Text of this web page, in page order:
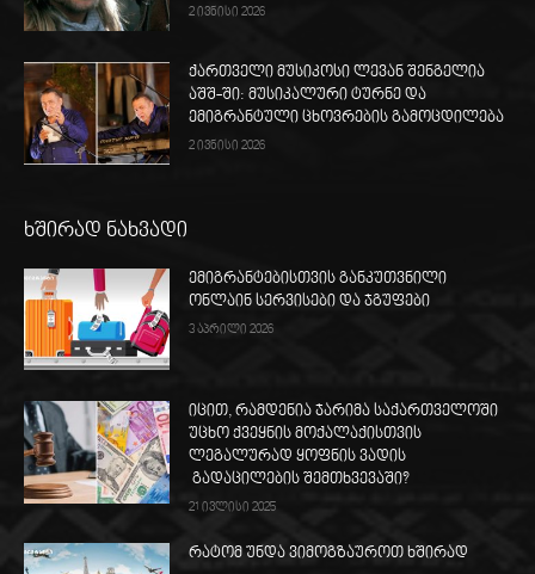
2 ივნისი 2026
ქართველი მუსიკოსი ლევან შენგელია
აშშ-ში: მუსიკალური ტურნე და
ემიგრანტული ცხოვრების გამოცდილება
2 ივნისი 2026
ხშირად ნახვადი
ემიგრანტებისთვის განკუთვნილი
ონლაინ სერვისები და ჯგუფები
3 აპრილი 2026
იცით, რამდენია ჯარიმა საქართველოში
უცხო ქვეყნის მოქალაქისთვის
ლეგალურად ყოფნის ვადის
გადაცილების შემთხვევაში?
21 ივლისი 2025
რატომ უნდა ვიმოგზაუროთ ხშირად